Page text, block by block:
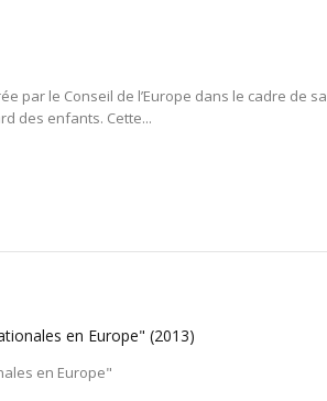
par le Conseil de l’Europe dans le cadre de sa
des enfants. Cette...
en Europe" (2013)
en Europe"